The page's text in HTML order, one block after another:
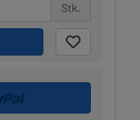
Stk.